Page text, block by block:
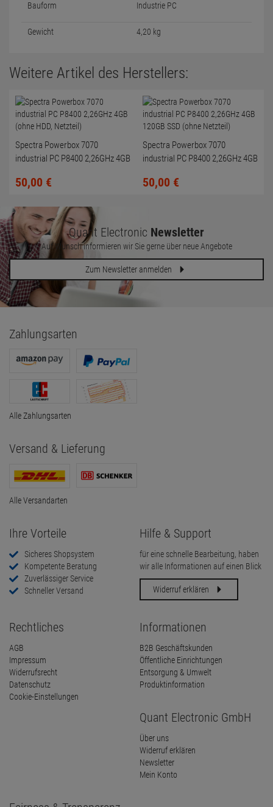
Bauform Industrie PC
Gewicht 4,20 kg
Weitere Artikel des Herstellers:
Spectra Powerbox 7070
industrial PC P8400 2,26GHz 4GB
50,00 €
Spectra Powerbox 7070
industrial PC P8400 2,26GHz 4GB
50,00 €
Quant Electronic Newsletter
Auf Wunsch informieren wir Sie gerne über neue Angebote
Zum Newsletter anmelden
Zahlungsarten
Alle Zahlungsarten
Versand & Lieferung
Alle Versandarten
Ihre Vorteile
Sicheres Shopsystem
Kompetente Beratung
Zuverlässiger Service
Schneller Versand
Hilfe & Support
für eine schnelle Bearbeitung, haben
wir alle Informationen auf einen Blick
Widerruf erklären
Rechtliches
AGB
Impressum
Widerrufsrecht
Datenschutz
Cookie-Einstellungen
Informationen
B2B Geschäftskunden
Öffentliche Einrichtungen
Entsorgung & Umwelt
Produktinformation
Quant Electronic GmbH
Über uns
Widerruf erklären
Newsletter
Mein Konto